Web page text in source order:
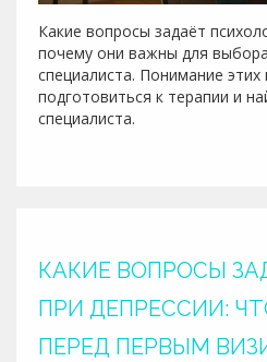
Какие вопросы задаёт
почему они важны для
специалиста. Понимание
подготовиться к терапии и
специалиста.
КАКИЕ ВОПРОСЫ
ПРИ ДЕПРЕССИИ:
ПЕРЕД ПЕРВЫМ